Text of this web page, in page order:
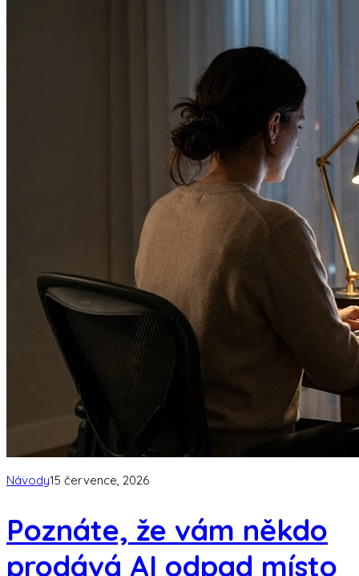
Návody15 července, 2026
Poznáte, že vám někdo
prodává AI odpad místo